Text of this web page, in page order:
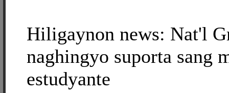
Hiligaynon news: Nat'l
naghingyo suporta sang
estudyante